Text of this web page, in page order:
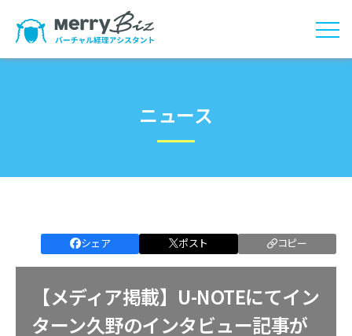
ニュース
シェア ポスト コピー
【メディア掲載】U-NOTEにてイン
ターン久野のインタビュー記事が